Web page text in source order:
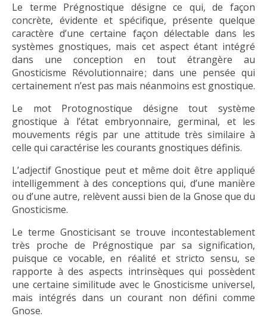
Le terme Prégnostique désigne ce qui, de façon
concrète, évidente et spécifique, présente quelque
caractère d’une certaine façon délectable dans les
systèmes gnostiques, mais cet aspect étant intégré
dans une conception en tout étrangère au
Gnosticisme Révolutionnaire ; dans une pensée qui
certainement n’est pas mais néanmoins est gnostique.
Le mot Protognostique désigne tout système
gnostique à l’état embryonnaire, germinal, et les
mouvements régis par une attitude très similaire à
celle qui caractérise les courants gnostiques définis.
L’adjectif Gnostique peut et même doit être appliqué
intelligemment à des conceptions qui, d’une manière
ou d’une autre, relèvent aussi bien de la Gnose que du
Gnosticisme.
Le terme Gnosticisant se trouve incontestablement
très proche de Prégnostique par sa signification,
puisque ce vocable, en réalité et stricto sensu, se
rapporte à des aspects intrinsèques qui possèdent
une certaine similitude avec le Gnosticisme universel,
mais intégrés dans un courant non défini comme
Gnose.